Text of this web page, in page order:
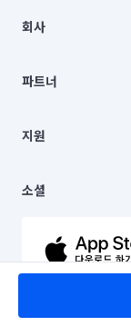
00019 |
주소 | 본사: 서울특
컨택센터 : 서울특별
상품, 상품정보, 거래
언론 보도 관련 문의:
© 유한회사 미소.
회사
채용
파트너
이사
지원
이용약관
문의하기
소셜
유튜브